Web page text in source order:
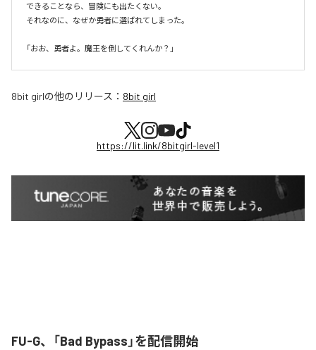
できることなら、冒険にも出たくない。
それなのに、なぜか勇者に選ばれてしまった。
8bit girlの他のリリース： 8bit girl
https://lit.link/8bitgirl-level1
FU-G、「Bad Bypass」を配信開始